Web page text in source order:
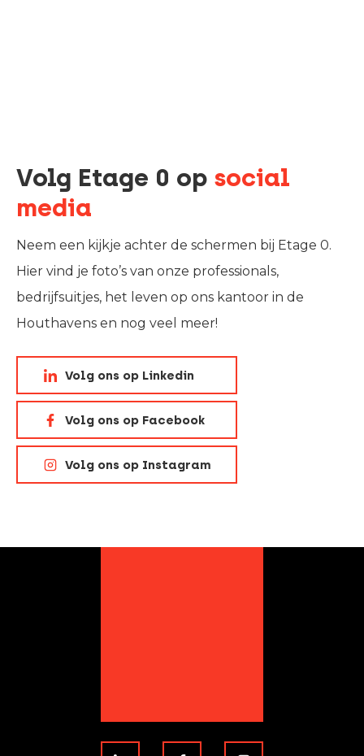
Volg Etage 0 op social
media
Neem een kijkje achter de schermen bij Etage 0.
Hier vind je foto’s van onze professionals,
bedrijfsuitjes, het leven op ons kantoor in de
Houthavens en nog veel meer!
Volg ons op Linkedin
Volg ons op Facebook
Volg ons op Instagram